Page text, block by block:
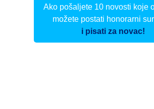
Ako pošaljete 10 novosti koje
možete postati honorarni
i pisati za novac!